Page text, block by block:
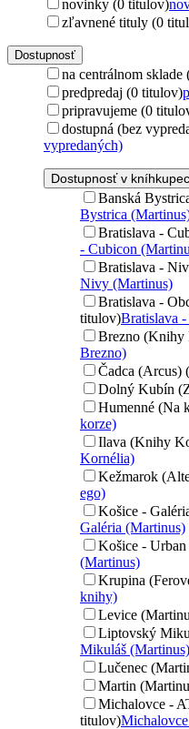
novinky (0 titulov)
zľavnené tituly (0
Dostupnosť
na centrálnom
predpredaj (0 titulov)
pripravujeme (0
dostupná (bez
vypredaných)
Dostupnosť v
Banská
Bystrica
Bratislava -
- Cubicon
Bratislava -
Nivy (Martinus)
Bratislava -
titulov)Bratislava
Brezno (Knihy
Brezno)
Čadca (Arcus)
Dolný Kubín
Humenné (Na
korze)
Ilava (Knihy
Kornélia)
Kežmarok
ego)
Košice -
Galéria (Martinus)
Košice -
(Martinus)
Krupina
knihy)
Levice
Liptovský
Mikuláš (Martinus)
Lučenec
Martin
Michalovce -
titulov)